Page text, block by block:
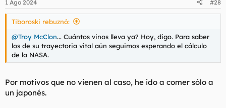
e
s
1 Ago 2024 #28
Tiboroski rebuznó:
@Troy McClon... Cuántos vinos lleva ya? Hoy, digo. Para saber
los de su trayectoria vital aún seguimos esperando el cálculo
de la NASA.
Por motivos que no vienen al caso, he ido a comer sólo a
un japonés.